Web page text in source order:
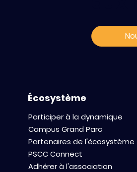
Écosystème
Participer à la dynamique
Campus Grand Parc
Partenaires de l'écosystème
PSCC Connect
Adhérer à l'association